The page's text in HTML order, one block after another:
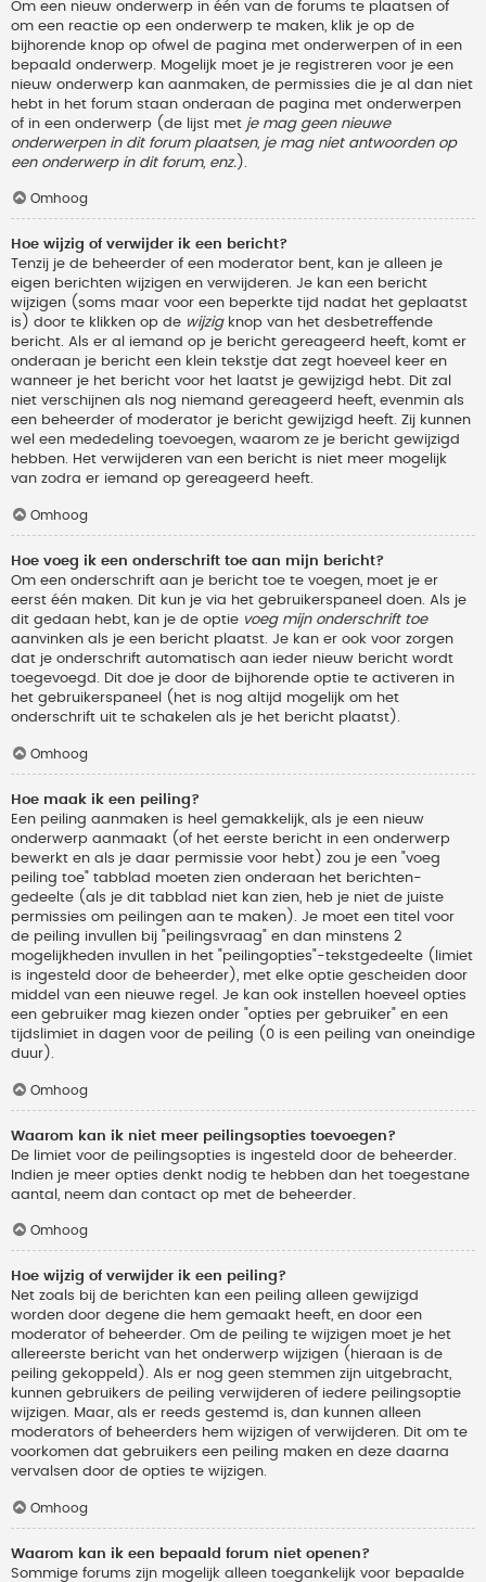
Om een nieuw onderwerp in één van de forums te plaatsen of
om een reactie op een onderwerp te maken, klik je op de
bijhorende knop op ofwel de pagina met onderwerpen of in een
bepaald onderwerp. Mogelijk moet je je registreren voor je een
nieuw onderwerp kan aanmaken, de permissies die je al dan niet
hebt in het forum staan onderaan de pagina met onderwerpen
of in een onderwerp (de lijst met je mag geen nieuwe
onderwerpen in dit forum plaatsen, je mag niet antwoorden op
een onderwerp in dit forum, enz. ).
Omhoog
Hoe wijzig of verwijder ik een bericht?
Tenzij je de beheerder of een moderator bent, kan je alleen je
eigen berichten wijzigen en verwijderen. Je kan een bericht
wijzigen (soms maar voor een beperkte tijd nadat het geplaatst
is) door te klikken op de wijzigknop van het desbetreffende
bericht. Als er al iemand op je bericht gereageerd heeft, komt er
onderaan je bericht een klein tekstje dat zegt hoeveel keer en
wanneer je het bericht voor het laatst je gewijzigd hebt. Dit zal
niet verschijnen als nog niemand gereageerd heeft, evenmin als
een beheerder of moderator je bericht gewijzigd heeft. Zij kunnen
wel een mededeling toevoegen, waarom ze je bericht gewijzigd
hebben. Het verwijderen van een bericht is niet meer mogelijk
van zodra er iemand op gereageerd heeft.
Omhoog
Hoe voeg ik een onderschrift toe aan mijn bericht?
Om een onderschrift aan je bericht toe te voegen, moet je er
eerst één maken. Dit kun je via het gebruikerspaneel doen. Als je
dit gedaan hebt, kan je de optie voeg mijn onderschrift toe
aanvinken als je een bericht plaatst. Je kan er ook voor zorgen
dat je onderschrift automatisch aan ieder nieuw bericht wordt
toegevoegd. Dit doe je door de bijhorende optie te activeren in
het gebruikerspaneel (het is nog altijd mogelijk om het
onderschrift uit te schakelen als je het bericht plaatst).
Omhoog
Hoe maak ik een peiling?
Een peiling aanmaken is heel gemakkelijk, als je een nieuw
onderwerp aanmaakt (of het eerste bericht in een onderwerp
bewerkt en als je daar permissie voor hebt) zou je een "voeg
peiling toe" tabblad moeten zien onderaan het berichten-
gedeelte (als je dit tabblad niet kan zien, heb je niet de juiste
permissies om peilingen aan te maken). Je moet een titel voor
de peiling invullen bij "peilingsvraag" en dan minstens 2
mogelijkheden invullen in het "peilingopties"-tekstgedeelte (limiet
is ingesteld door de beheerder), met elke optie gescheiden door
middel van een nieuwe regel. Je kan ook instellen hoeveel opties
een gebruiker mag kiezen onder "opties per gebruiker" en een
tijdslimiet in dagen voor de peiling (0 is een peiling van oneindige
duur).
Omhoog
Waarom kan ik niet meer peilingsopties toevoegen?
De limiet voor de peilingsopties is ingesteld door de beheerder.
Indien je meer opties denkt nodig te hebben dan het toegestane
aantal, neem dan contact op met de beheerder.
Omhoog
Hoe wijzig of verwijder ik een peiling?
Net zoals bij de berichten kan een peiling alleen gewijzigd
worden door degene die hem gemaakt heeft, en door een
moderator of beheerder. Om de peiling te wijzigen moet je het
allereerste bericht van het onderwerp wijzigen (hieraan is de
peiling gekoppeld). Als er nog geen stemmen zijn uitgebracht,
kunnen gebruikers de peiling verwijderen of iedere peilingsoptie
wijzigen. Maar, als er reeds gestemd is, dan kunnen alleen
moderators of beheerders hem wijzigen of verwijderen. Dit om te
voorkomen dat gebruikers een peiling maken en deze daarna
vervalsen door de opties te wijzigen.
Omhoog
Waarom kan ik een bepaald forum niet openen?
Sommige forums zijn mogelijk alleen toegankelijk voor bepaalde